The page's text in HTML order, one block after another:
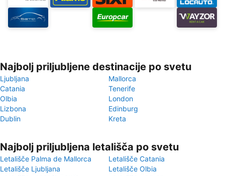
Najbolj priljubljene destinacije po svetu
Ljubljana
Mallorca
Catania
Tenerife
Olbia
London
Lizbona
Edinburg
Dublin
Kreta
Najbolj priljubljena letališča po svetu
Letališče Palma de Mallorca
Letališče Catania
Letališče Ljubljana
Letališče Olbia